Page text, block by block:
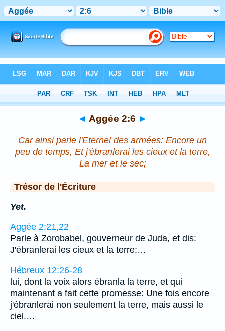
Chapitre 2> Verset 6
◄ Aggée 2:6 ►
Car ainsi parle l'Eternel des armées: Encore un
peu de temps, Et j'ébranlerai les cieux et la terre,
La mer et le sec;
Trésor de l'Écriture
Yet.
Aggée 2:21,22
Parle à Zorobabel, gouverneur de Juda, et dis:
J'ébranlerai les cieux et la terre;…
Hébreux 12:26-28
lui, dont la voix alors ébranla la terre, et qui
maintenant a fait cette promesse: Une fois encore
j'ébranlerai non seulement la terre, mais aussi le
ciel.…